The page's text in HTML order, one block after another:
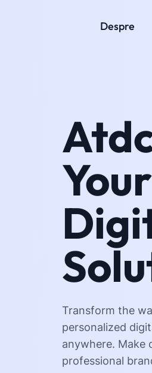
Despre
Transform the
personalized
anywhere. Make
professional